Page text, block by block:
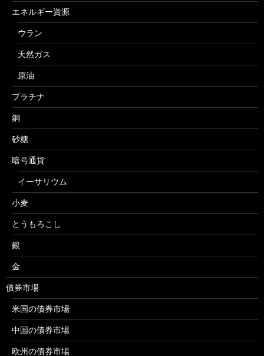
エネルギー資源
ウラン
天然ガス
原油
プラチナ
銅
砂糖
暗号通貨
イーサリウム
小麦
とうもろこし
銀
金
債券市場
米国の債券市場
中国の債券市場
欧州の債券市場